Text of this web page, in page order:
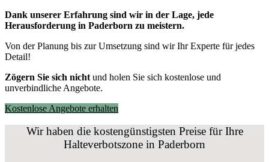
Dank unserer Erfahrung sind wir in der Lage, jede
Herausforderung in Paderborn zu meistern.
Von der Planung bis zur Umsetzung sind wir Ihr Experte für jedes
Detail!
Zögern Sie sich nicht und holen Sie sich kostenlose und
unverbindliche Angebote.
Kostenlose Angebote erhalten
Wir haben die kostengünstigsten Preise für Ihre
Halteverbotszone in Paderborn